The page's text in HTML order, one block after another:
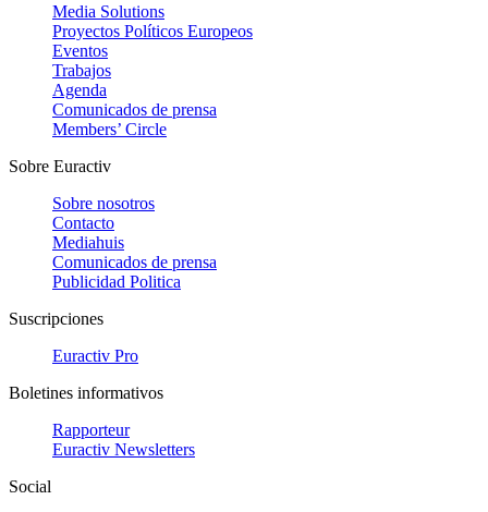
Media Solutions
Proyectos Políticos Europeos
Eventos
Trabajos
Agenda
Comunicados de prensa
Members’ Circle
Sobre Euractiv
Sobre nosotros
Contacto
Mediahuis
Comunicados de prensa
Publicidad Politica
Suscripciones
Euractiv Pro
Boletines informativos
Rapporteur
Euractiv Newsletters
Social